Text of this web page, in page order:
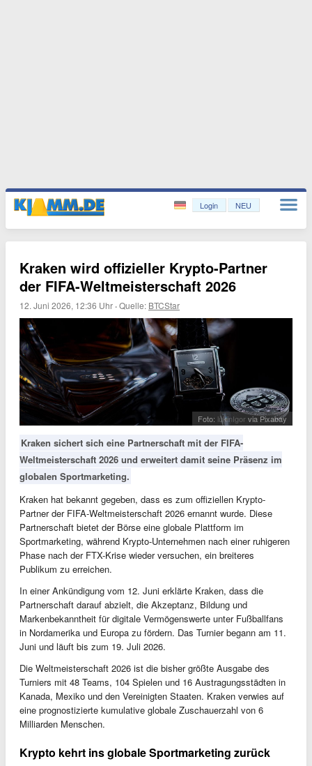
Login NEU
Kraken wird offizieller Krypto-Partner
der FIFA-Weltmeisterschaft 2026
12. Juni 2026, 12:36 Uhr ·Quelle: BTCStar
Foto: lukinIgor via Pixabay
Kraken sichert sich eine Partnerschaft mit der FIFA-
Weltmeisterschaft 2026 und erweitert damit seine Präsenz im
globalen Sportmarketing.
Kraken hat bekannt gegeben, dass es zum offiziellen Krypto-
Partner der FIFA-Weltmeisterschaft 2026 ernannt wurde. Diese
Partnerschaft bietet der Börse eine globale Plattform im
Sportmarketing, während Krypto-Unternehmen nach einer ruhigeren
Phase nach der FTX-Krise wieder versuchen, ein breiteres
Publikum zu erreichen.
In einer Ankündigung vom 12. Juni erklärte Kraken, dass die
Partnerschaft darauf abzielt, die Akzeptanz, Bildung und
Markenbekanntheit für digitale Vermögenswerte unter Fußballfans
in Nordamerika und Europa zu fördern. Das Turnier begann am 11.
Juni und läuft bis zum 19. Juli 2026.
Die Weltmeisterschaft 2026 ist die bisher größte Ausgabe des
Turniers mit 48 Teams, 104 Spielen und 16 Austragungsstädten in
Kanada, Mexiko und den Vereinigten Staaten. Kraken verwies auf
eine prognostizierte kumulative globale Zuschauerzahl von 6
Milliarden Menschen.
Krypto kehrt ins globale Sportmarketing zurück